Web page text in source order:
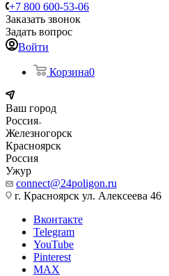
+7 800 600-53-06
Заказать звонок
Задать вопрос
Войти
Корзина0
Ваш город
Россия
Железногорск
Красноярск
Россия
Ужур
connect@24poligon.ru
г. Красноярск ул. Алексеева 46
Вконтакте
Telegram
YouTube
Pinterest
MAX